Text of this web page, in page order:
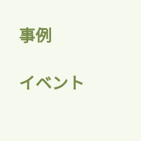
事例
イベント